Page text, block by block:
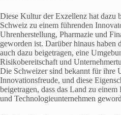
Diese Kultur der Exzellenz hat dazu
Schweiz zu einem führenden
Uhrenherstellung, Pharmazie und
geworden ist. Darüber hinaus haben
auch dazu beigetragen, eine
Risikobereitschaft und
Die Schweizer sind bekannt für ihre
Innovationsfreude, und diese
beigetragen, dass das Land zu
und Technologieunternehmen